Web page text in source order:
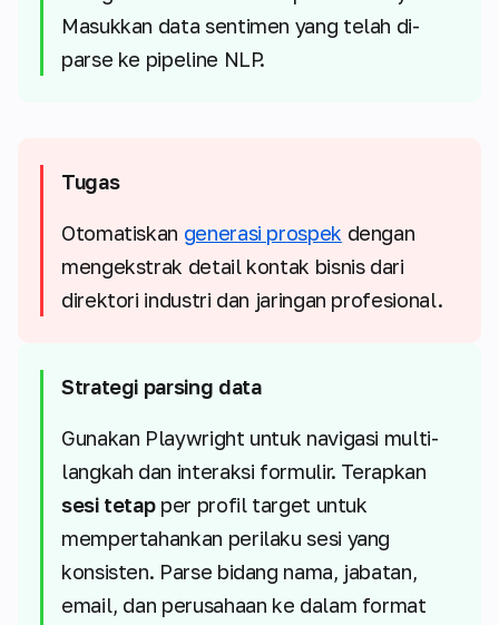
Masukkan data sentimen yang telah di-
parse ke pipeline NLP.
Tugas
Otomatiskan generasi prospek dengan
mengekstrak detail kontak bisnis dari
direktori industri dan jaringan profesional.
Strategi parsing data
Gunakan Playwright untuk navigasi multi-
langkah dan interaksi formulir. Terapkan
sesi tetapper profil target untuk
mempertahankan perilaku sesi yang
konsisten. Parse bidang nama, jabatan,
email, dan perusahaan ke dalam format